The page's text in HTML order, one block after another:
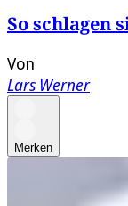
So schlagen
Von
Lars Werner
Merken